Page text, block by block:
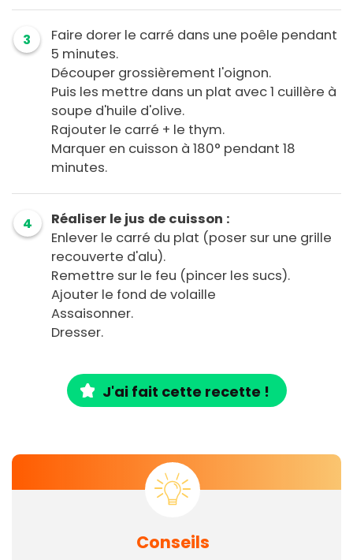
3
Faire dorer le carré dans une poêle pendant
5 minutes.
Découper grossièrement l'oignon.
Puis les mettre dans un plat avec 1 cuillère à
soupe d'huile d'olive.
Rajouter le carré + le thym.
Marquer en cuisson à 180° pendant 18
minutes.
4
Réaliser le jus de cuisson :
Enlever le carré du plat (poser sur une grille
recouverte d'alu).
Remettre sur le feu (pincer les sucs).
Ajouter le fond de volaille
Assaisonner.
Dresser.
J'ai fait cette recette !
Conseils